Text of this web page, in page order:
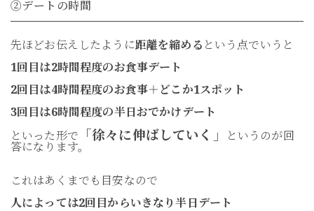
②デートの時間
先ほどお伝えしたように距離を縮める という点でいうと
1回目は2時間程度のお食事デート
2回目は4時間程度のお食事＋どこか1スポット
3回目は6時間程度の半日おでかけデート
といった形で 「徐々に伸ばしていく」 というのが回
答になります。
これはあくまでも目安なので
人によっては2回目からいきなり半日デート